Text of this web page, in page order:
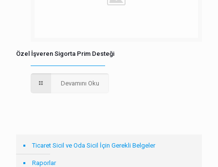
Özel İşveren Sigorta Prim Desteği
Devamını Oku
Ticaret Sicil ve Oda Sicil İçin Gerekli Belgeler
Raporlar